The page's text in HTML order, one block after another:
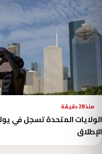
منذ 28 دقيقة
الولايات المتحدة تسجل في
الإطلاق